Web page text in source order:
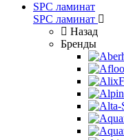
SPC ламинат
SPC ламинат
Назад
Бренды